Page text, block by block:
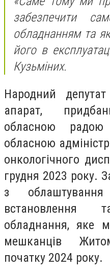
забезпечити
обладнанням та
його в
Кузьміних.
Народний
апарат,
обласною
обласною
онкологічного
грудня 2023 року.
з
встановлення
обладнання, яке
мешканців
початку 2024 року.